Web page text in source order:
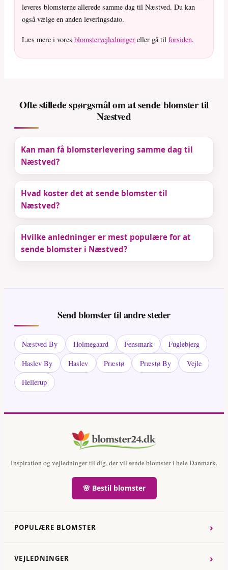
leveres blomsterne allerede samme dag til Næstved. Du kan
også vælge en anden leveringsdato.
Læs mere i vores blomstervejledninger eller gå til forsiden.
Ofte stillede spørgsmål om at sende blomster til
Næstved
Kan man få blomsterlevering samme dag til
Næstved?
Hvad koster det at sende blomster til
Næstved?
Hvilke anledninger er mest populære for at
sende blomster i Næstved?
Send blomster til andre steder
Næstved By Holmegaard Fensmark
Fuglebjerg
Haslev By
Haslev Præstø Præstø By
Vejle
Hellerup
Inspiration og vejledninger til dig, der vil sende blomster i hele Danmark.
🌸 Bestil blomster
POPULÆRE BLOMSTER ›
VEJLEDNINGER ›